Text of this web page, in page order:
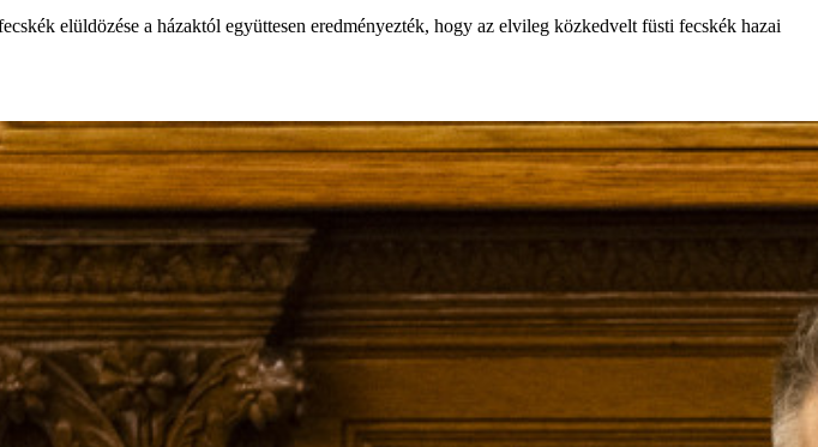
elüldözése a házaktól együttesen eredményezték, hogy az elvileg közkedvelt füsti fecskék hazai